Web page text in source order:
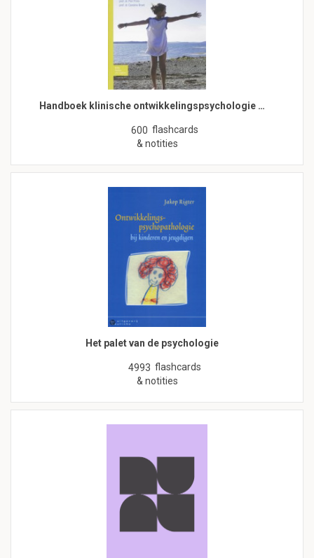
Handboek klinische ontwikkelingspsychologie …
600 flashcards
& notities
Het palet van de psychologie
4993 flashcards
& notities